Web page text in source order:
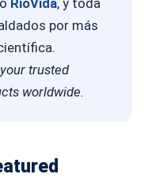
por más
trusted
worldwide.